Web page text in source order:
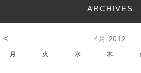
ARCHIVES
< 4月 2012
月 火 水 木